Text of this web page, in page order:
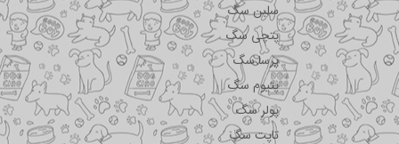
سلبن سگ
پتچی سگ
پرسا سگ
پتیوم سگ
پولر سگ
تاپت سگ